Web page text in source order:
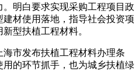
明白要求实现采购工程项目政
材使用落地，指导社会投资项
型扶植工程材料。
市发布扶植工程材料办理条
的环节抓手，也为城乡扶植绿